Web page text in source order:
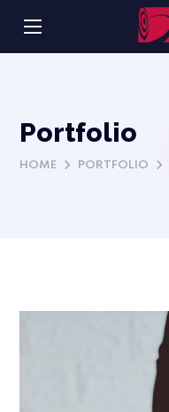
Portfolio
HOME PORTFOLIO